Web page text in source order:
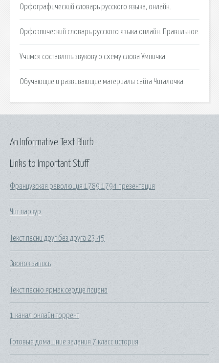
Орфографический словарь русского языка, онлайн.
Орфоэпический словарь русского языка онлайн. Правильное.
Учимся составлять звуковую схему слова Умничка.
Обучающие и развивающие материалы сайта Читалочка.
Links to Important Stuff
Французская революция 1789 1794 презентация
Чит паркур
Текст песни друг без друга 23 45
Звонок запись
Текст песню ярмак сердце пацана
1 канал онлайн торрент
Готовые домашние задания 7 класс история
An Informative Text Blurb